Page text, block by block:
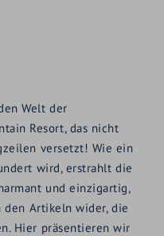
Welt der
Resort, das nicht
versetzt! Wie ein
wird, erstrahlt die
und einzigartig,
den Artikeln wider, die
Hier präsentieren wir